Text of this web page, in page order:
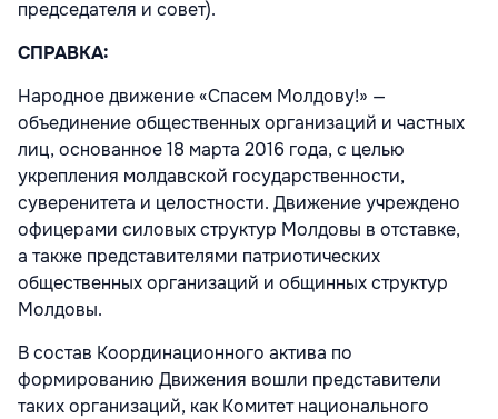
председателя и совет).
СПРАВКА:
Народное движение «Спасем Молдову!» —
объединение общественных организаций и частных
лиц, основанное 18 марта 2016 года, с целью
укрепления молдавской государственности,
суверенитета и целостности. Движение учреждено
офицерами силовых структур Молдовы в отставке,
а также представителями патриотических
общественных организаций и общинных структур
Молдовы.
В состав Координационного актива по
формированию Движения вошли представители
таких организаций, как Комитет национального